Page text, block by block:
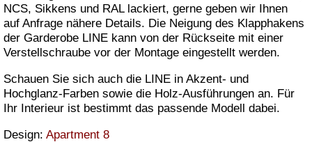
NCS, Sikkens und RAL lackiert, gerne geben wir Ihnen
auf Anfrage nähere Details. Die Neigung des Klapphakens
der Garderobe LINE kann von der Rückseite mit einer
Verstellschraube vor der Montage eingestellt werden.
Schauen Sie sich auch die LINE in Akzent- und
Hochglanz-Farben sowie die Holz-Ausführungen an. Für
Ihr Interieur ist bestimmt das passende Modell dabei.
Design: Apartment 8